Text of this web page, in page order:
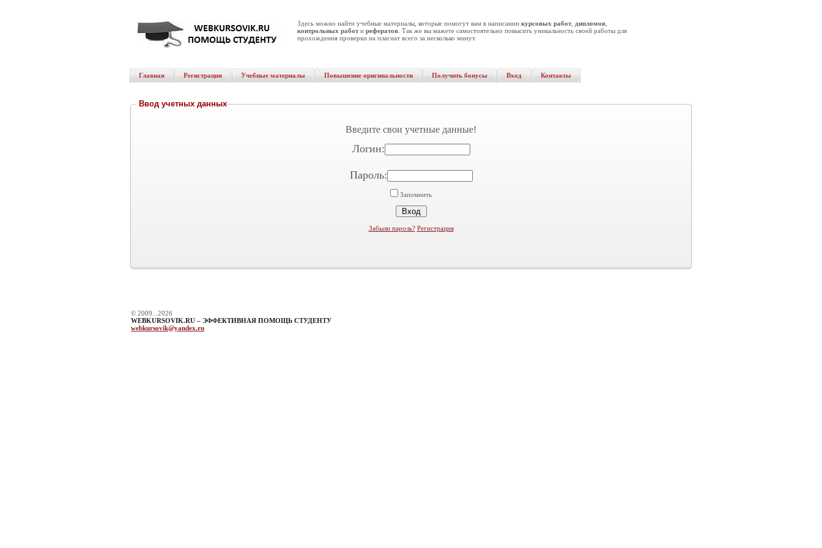
Здесь можно найти учебные материалы, которые помогут вам в написании курсовых работ, дипломов
контрольных работи рефератов . Так же вы мажете самостоятельно повысить уникальность своей работы для
прохождения проверки на плагиат всего за несколько минут.
Главная Регистрация Учебные материалы Повышение оригинальности Получить бонусы Вход Контакты
Ввод учетных данных
Введите свои учетные данные!
Логин:
Пароль:
Запомнить
Забыли пароль? Регистрация
© 2009...2026
WEBKURSOVIK.RU – ЭФФЕКТИВНАЯ ПОМОЩЬ СТУДЕНТУ
webkursovik@yandex.ru